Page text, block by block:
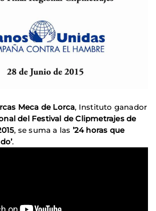
Meca de Lorca, Instituto ganador
del Festival de Clipmetrajes de
, se suma a las ’24 horas que
.